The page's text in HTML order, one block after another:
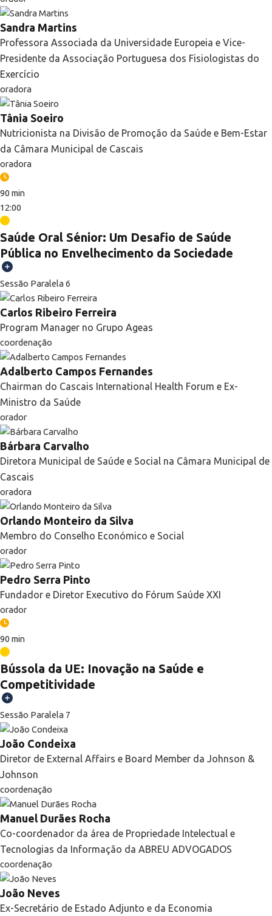
Sandra Martins
Professora Associada da Universidade Europeia e Vice-
Presidente da Associação Portuguesa dos Fisiologistas do
Exercício
oradora
Tânia Soeiro
Nutricionista na Divisão de Promoção da Saúde e Bem-Estar
da Câmara Municipal de Cascais
oradora
90 min
12:00
Saúde Oral Sénior: Um Desafio de Saúde
Pública no Envelhecimento da Sociedade
Sessão Paralela 6
Carlos Ribeiro Ferreira
Program Manager no Grupo Ageas
coordenação
Adalberto Campos Fernandes
Chairman do Cascais International Health Forum e Ex-
Ministro da Saúde
orador
Bárbara Carvalho
Diretora Municipal de Saúde e Social na Câmara Municipal de
Cascais
oradora
Orlando Monteiro da Silva
Membro do Conselho Económico e Social
orador
Pedro Serra Pinto
Fundador e Diretor Executivo do Fórum Saúde XXI
orador
90 min
Bússola da UE: Inovação na Saúde e
Competitividade
Sessão Paralela 7
João Condeixa
Diretor de External Affairs e Board Member da Johnson &
Johnson
coordenação
Manuel Durães Rocha
Co-coordenador da área de Propriedade Intelectual e
Tecnologias da Informação da ABREU ADVOGADOS
coordenação
João Neves
Ex-Secretário de Estado Adjunto e da Economia